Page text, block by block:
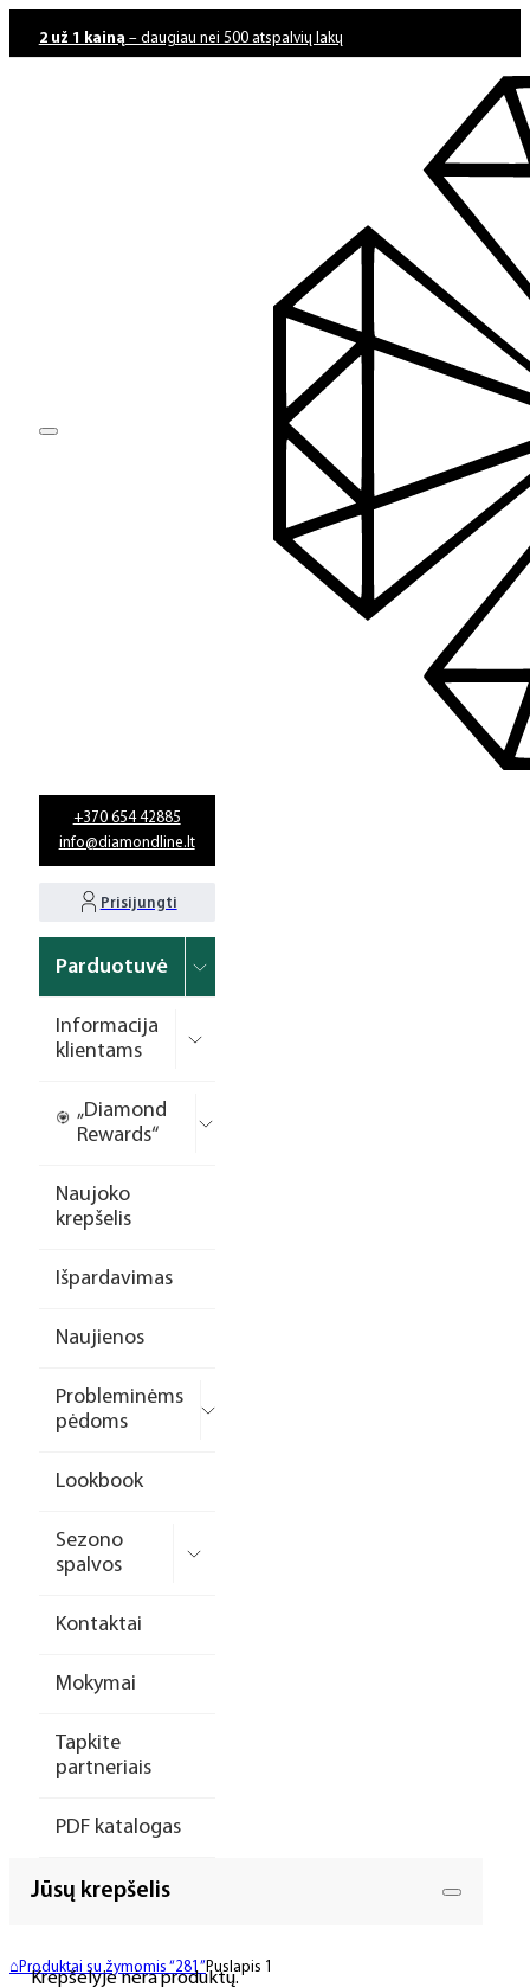
2 už 1 kainą – daugiau nei 500 atspalvių lakų
+370 654 42885
info@diamondline.lt
Prisijungti
Parduotuvė
Informacija
klientams
„Diamond
Rewards“
Naujoko
krepšelis
Išpardavimas
Naujienos
Probleminėms
pėdoms
Lookbook
Sezono
spalvos
Kontaktai
Mokymai
Tapkite
partneriais
PDF katalogas
Jūsų krepšelis
Krepšelyje nėra produktų.
⌂ Produktai su žymomis “281” Puslapis 1